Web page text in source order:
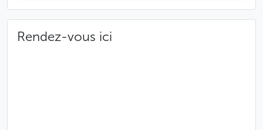
tous les participants d’une même réservation ;
seules les trottinettes électriques et les
trottinettes électriques à grosses roues (fat tire
Rendez-vous ici